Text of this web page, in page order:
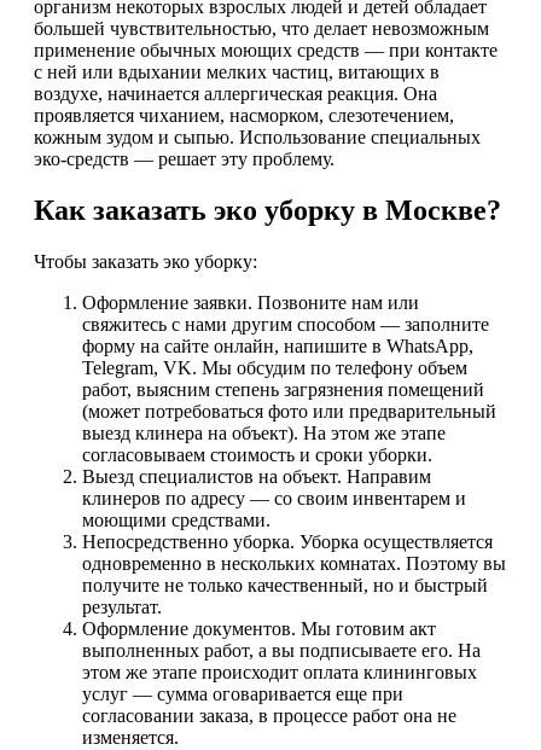
организм некоторых взрослых людей и детей обладает
большей чувствительностью, что делает невозможным
применение обычных моющих средств — при контакте
с ней или вдыхании мелких частиц, витающих в
воздухе, начинается аллергическая реакция. Она
проявляется чиханием, насморком, слезотечением,
кожным зудом и сыпью. Использование специальных
эко-средств — решает эту проблему.
Как заказать эко уборку в Москве?
Чтобы заказать эко уборку:
Оформление заявки. Позвоните нам или
свяжитесь с нами другим способом — заполните
форму на сайте онлайн, напишите в WhatsApp,
Telegram, VK. Мы обсудим по телефону объем
работ, выясним степень загрязнения помещений
(может потребоваться фото или предварительный
выезд клинера на объект). На этом же этапе
согласовываем стоимость и сроки уборки.
Выезд специалистов на объект. Направим
клинеров по адресу — со своим инвентарем и
моющими средствами.
Непосредственно уборка. Уборка осуществляется
одновременно в нескольких комнатах. Поэтому вы
получите не только качественный, но и быстрый
результат.
Оформление документов. Мы готовим акт
выполненных работ, а вы подписываете его. На
этом же этапе происходит оплата клининговых
услуг — сумма оговаривается еще при
согласовании заказа, в процессе работ она не
изменяется.